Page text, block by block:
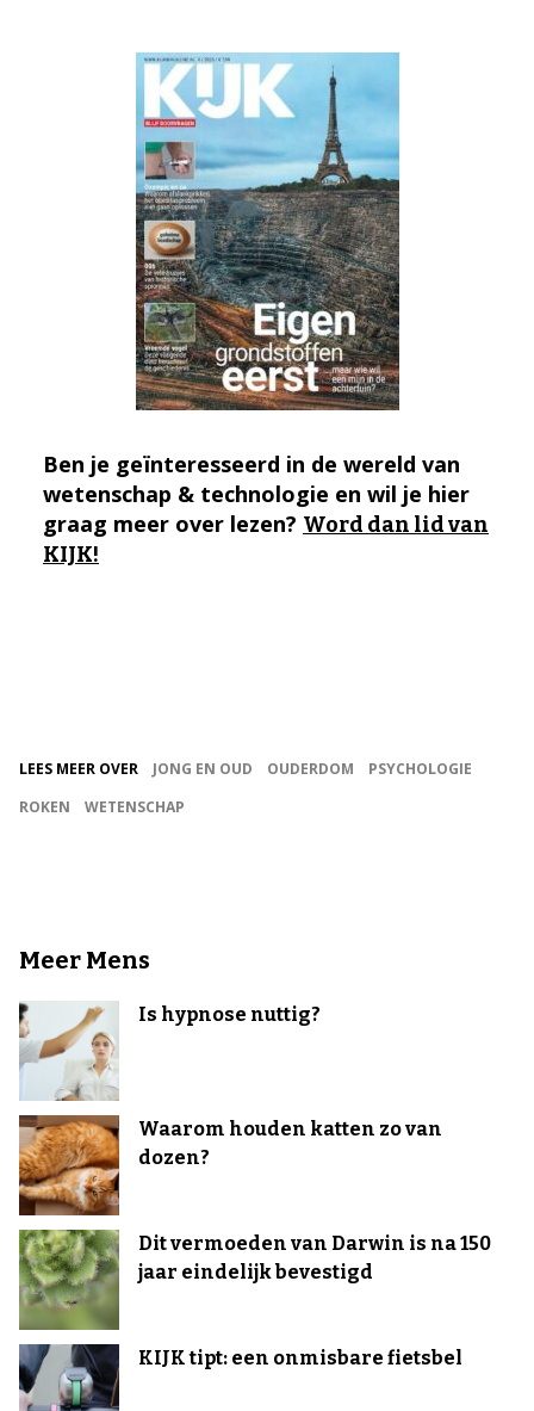
Ben je geïnteresseerd in de wereld van
wetenschap & technologie en wil je hier
graag meer over lezen? Word dan lid van
KIJK!
LEES MEER OVER JONG EN OUD OUDERDOM
PSYCHOLOGIE
ROKEN
WETENSCHAP
Meer Mens
Is hypnose nuttig?
Waarom houden katten zo van
dozen?
Dit vermoeden van Darwin is na 150
jaar eindelijk bevestigd
KIJK tipt: een onmisbare fietsbel